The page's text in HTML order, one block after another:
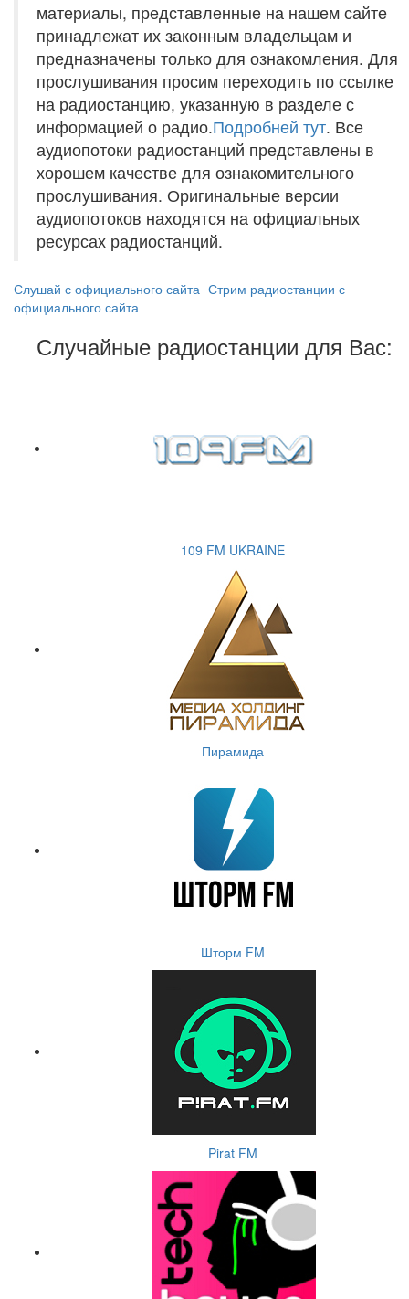
материалы, представленные на нашем сайте
принадлежат их законным владельцам и
предназначены только для ознакомления. Для
прослушивания просим переходить по ссылке
на радиостанцию, указанную в разделе с
информацией о радио.Подробней тут. Все
аудиопотоки радиостанций представлены в
хорошем качестве для ознакомительного
прослушивания. Оригинальные версии
аудиопотоков находятся на официальных
ресурсах радиостанций.
Слушай с официального сайта Стрим радиостанции с
официального сайта
Случайные радиостанции для Вас:
109 FM UKRAINE
Пирамида
Шторм FM
Pirat FM